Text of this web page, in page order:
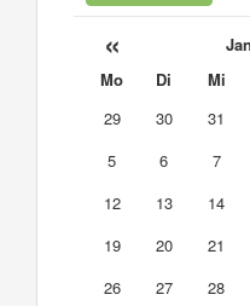
«
Mo Di Mi
29
30 31
5
6 7
12
13 14
19
20 21
26
27 28